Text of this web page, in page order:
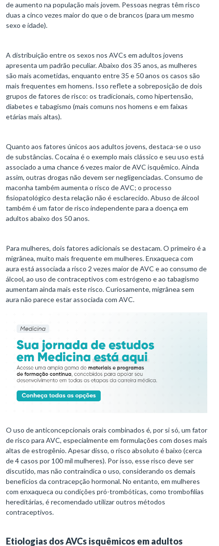
de aumento na população mais jovem. Pessoas negras têm risco
duas a cinco vezes maior do que o de brancos (para um mesmo
sexo e idade).
A distribuição entre os sexos nos AVCs em adultos jovens
apresenta um padrão peculiar. Abaixo dos 35 anos, as mulheres
são mais acometidas, enquanto entre 35 e 50 anos os casos são
mais frequentes em homens. Isso reflete a sobreposição de dois
grupos de fatores de risco: os tradicionais, como hipertensão,
diabetes e tabagismo (mais comuns nos homens e em faixas
etárias mais altas).
Quanto aos fatores únicos aos adultos jovens, destaca-se o uso
de substâncias. Cocaína é o exemplo mais clássico e seu uso está
associado a uma chance 6 vezes maior de AVC isquêmico. Ainda
assim, outras drogas não devem ser negligenciadas. Consumo de
maconha também aumenta o risco de AVC; o processo
fisiopatológico desta relação não é esclarecido. Abuso de álcool
também é um fator de risco independente para a doença em
adultos abaixo dos 50 anos.
Para mulheres, dois fatores adicionais se destacam. O primeiro é a
migrânea, muito mais frequente em mulheres. Enxaqueca com
aura está associada a risco 2 vezes maior de AVC e ao consumo de
álcool, ao uso de contraceptivos com estrógeno e ao tabagismo
aumentam ainda mais este risco. Curiosamente, migrânea sem
aura não parece estar associada com AVC.
O uso de anticoncepcionais orais combinados é, por si só, um fator
de risco para AVC, especialmente em formulações com doses mais
altas de estrogênio. Apesar disso, o risco absoluto é baixo (cerca
de 4 casos por 100 mil mulheres). Por isso, esse risco deve ser
discutido, mas não contraindica o uso, considerando os demais
benefícios da contracepção hormonal. No entanto, em mulheres
com enxaqueca ou condições pró-trombóticas, como trombofilias
hereditárias, é recomendado utilizar outros métodos
contraceptivos.
Etiologias dos AVCs isquêmicos em adultos